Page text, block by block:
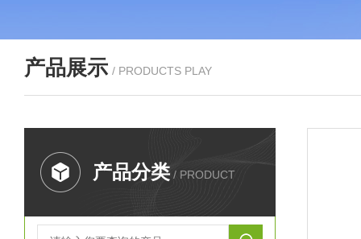
产品展示 / PRODUCTS PLAY
产品分类 / PRODUCT